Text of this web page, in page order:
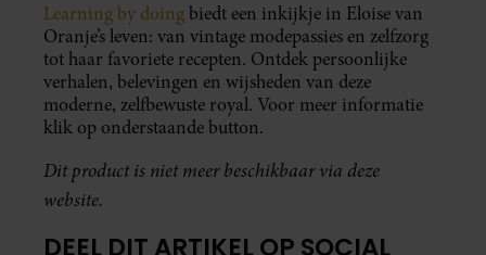
Learning by doing biedt een inkijkje in Eloise van
Oranje’s leven: van vintage modepassies en zelfzorg
tot haar favoriete recepten. Ontdek persoonlijke
verhalen, belevingen en wijsheden van deze
moderne, zelfbewuste royal. Voor meer informatie
klik op onderstaande button.
Dit product is niet meer beschikbaar via deze
website.
DEEL DIT ARTIKEL OP SOCIAL